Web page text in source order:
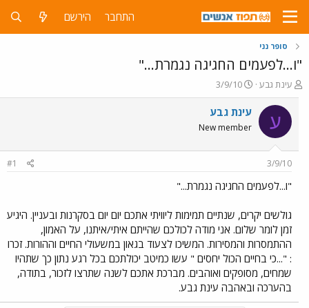
התחבר הירשם
סופר נני
"ו...לפעמים החגיגה נגמרת..."
פ
ו
ת
ח
ה
ו
ש
א
עינת גבע
פ
ו
ר
ס
ם
ר
3/9/10
ע עינת גבע
New member
3/9/10
#1
"ו...לפעמים החגיגה נגמרת..."
גולשים יקרים, שנתיים תמימות ליוויתי אתכם יום יום בסקרנות ובעניין. היגיע
זמן לומר שלום. אני מודה לכולכם שהייתם איתי/איתנו, על האמון,
ההתמסרות והמסירות. המשיכו לצעוד בגאון במשעולי החיים וההורות. זכרו
: "...כי בחיים הכול יחסים " עשו כמיטב יכולתכם בכל רגע נתון כך שתהיו
שמחים, מסופקים ואוהבים. מברכת אתכם לשנה שתרצו לזכור, בתודה,
בהערכה ובאהבה עינת גבע.